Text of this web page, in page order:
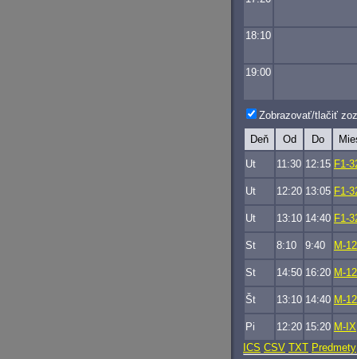
18:10
19:00
Zobrazovať/tlačiť
Deň Od Do
Ut 11:30 12:15 F1-
Ut 12:20 13:05 F1-
Ut 13:10 14:40 F1-
St 8:10 9:40 M-
St 14:50 16:20 M-
Št 13:10 14:40 M-
Pi 12:20 15:20 M-IX
ICS CSV TXT Predmety